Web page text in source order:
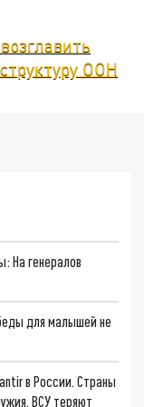
ООН
На генералов
для малышей не
в России. Страны
ВСУ теряют